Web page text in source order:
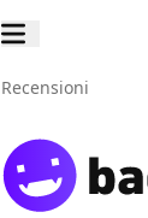
Recensioni